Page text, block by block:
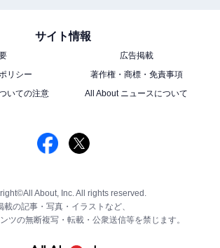
サイト情報
広告掲載
リシー
著作権・商標・免責事項
いての注意
All About ニュースについて
About, Inc. All rights reserved.
載の記事・写真・イラストなど、
ツの無断複写・転載・公衆送信等を禁じます。